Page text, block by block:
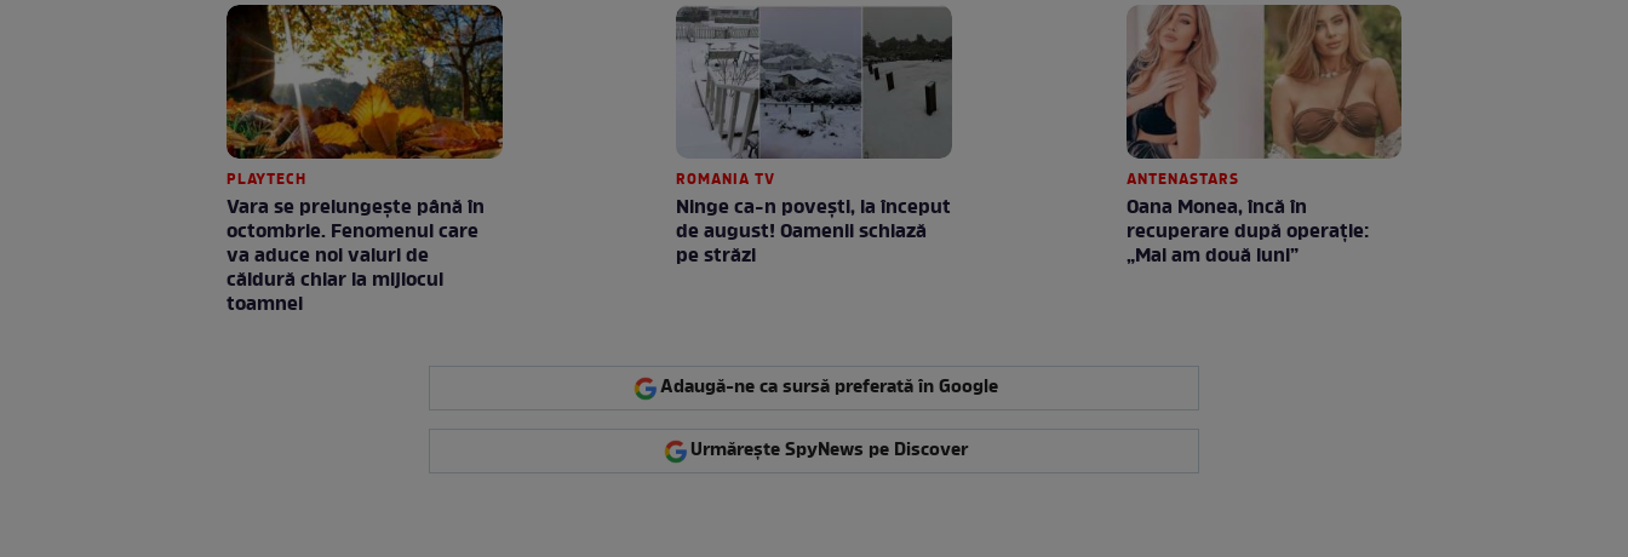
PLAYTECH
Vara se prelungeşte până în
octombrie. Fenomenul care
va aduce noi valuri de
căldură chiar la mijlocul
toamnei
ROMANIA TV
Ninge ca-n povești, la început
de august! Oamenii schiază
pe străzi
ANTENASTARS
Oana Monea, încă în
recuperare după operație:
„Mai am două luni”
Adaugă-ne ca sursă preferată în Google
Urmărește SpyNews pe Discover